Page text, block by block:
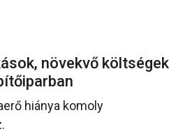
növekvő
hiánya komoly